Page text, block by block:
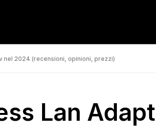
nel 2024 (recensioni, opinioni, prezzi)
Lan